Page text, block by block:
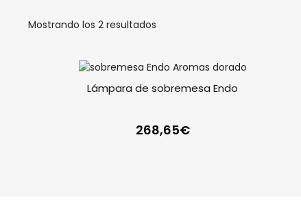
Mostrando los 2 resultados
Lámpara de sobremesa Endo
268,65€